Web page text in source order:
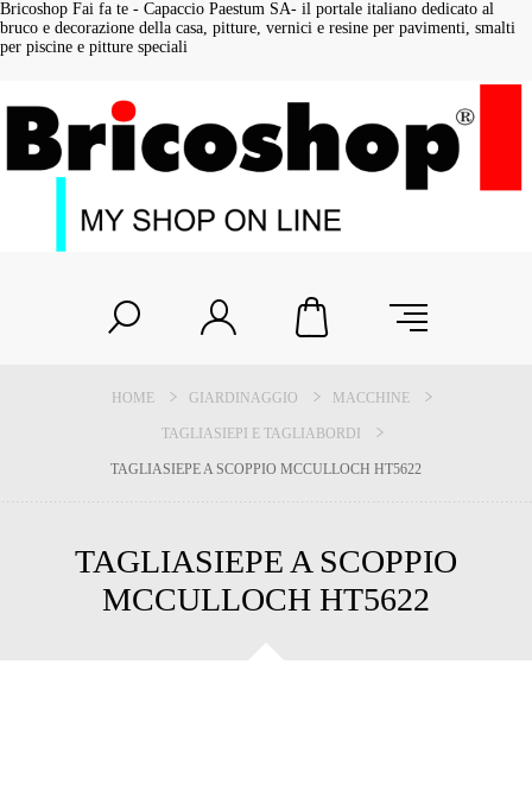
Bricoshop Fai fa te - Capaccio Paestum SA- il portale italiano dedicato al
bruco e decorazione della casa, pitture, vernici e resine per pavimenti, smalti
per piscine e pitture speciali
HOME GIARDINAGGIO MACCHINE
TAGLIASIEPI E TAGLIABORDI
TAGLIASIEPE A SCOPPIO MCCULLOCH HT5622
TAGLIASIEPE A SCOPPIO
MCCULLOCH HT5622